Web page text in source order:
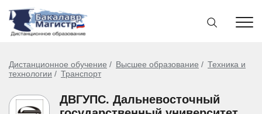
Дистанционное обучение Высшее образование
Техника и
технологии
Транспорт
ДВГУПС. Дальневосточный